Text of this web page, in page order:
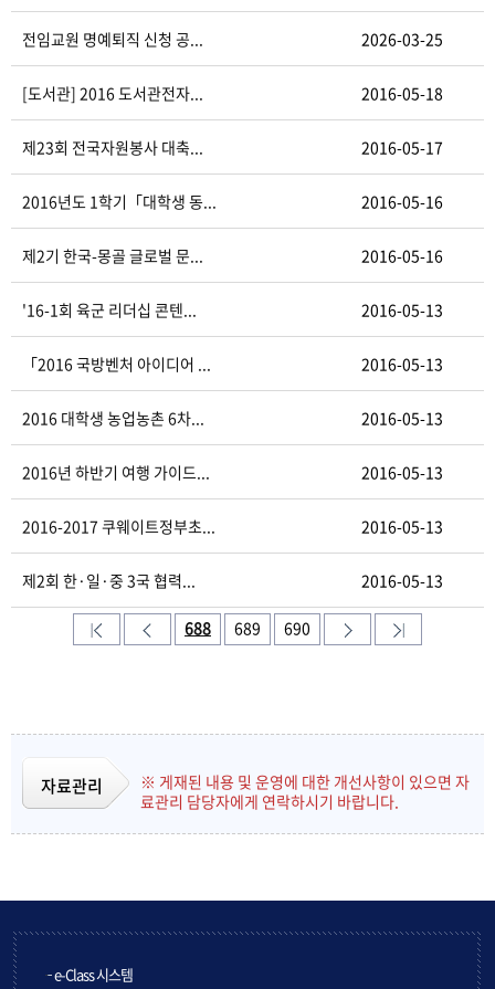
전임교원 명예퇴직 신청 공... 2026-03-25
[도서관] 2016 도서관전자... 2016-05-18
제23회 전국자원봉사 대축... 2016-05-17
2016년도 1학기「대학생 동... 2016-05-16
제2기 한국-몽골 글로벌 문... 2016-05-16
'16-1회 육군 리더십 콘텐... 2016-05-13
「2016 국방벤처 아이디어 ... 2016-05-13
2016 대학생 농업농촌 6차... 2016-05-13
2016년 하반기 여행 가이드... 2016-05-13
2016-2017 쿠웨이트정부초... 2016-05-13
제2회 한·일·중 3국 협력... 2016-05-13
688 689 690
자료관리
※ 게재된 내용 및 운영에 대한 개선사항이 있으면 자
료관리 담당자에게 연락하시기 바랍니다.
e-Class 시스템